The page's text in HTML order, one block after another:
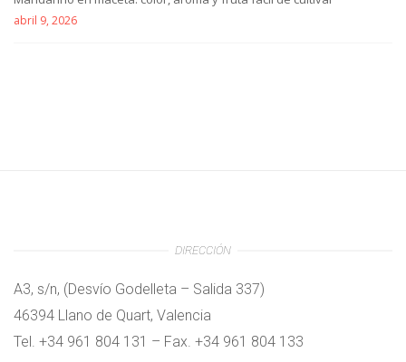
abril 9, 2026
DIRECCIÓN
A3, s/n, (Desvío Godelleta – Salida 337)
46394 Llano de Quart, Valencia
Tel. +34 961 804 131 – Fax. +34 961 804 133